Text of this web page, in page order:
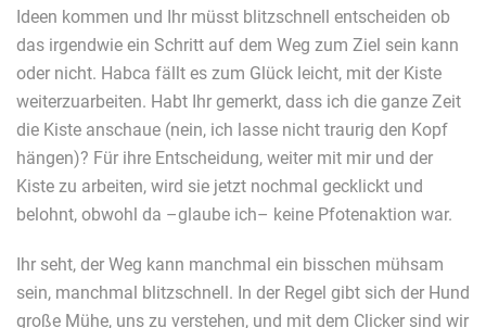
Ideen kommen und Ihr müsst blitzschnell entscheiden ob
das irgendwie ein Schritt auf dem Weg zum Ziel sein kann
oder nicht. Habca fällt es zum Glück leicht, mit der Kiste
weiterzuarbeiten. Habt Ihr gemerkt, dass ich die ganze Zeit
die Kiste anschaue (nein, ich lasse nicht traurig den Kopf
hängen)? Für ihre Entscheidung, weiter mit mir und der
Kiste zu arbeiten, wird sie jetzt nochmal gecklickt und
belohnt, obwohl da –glaube ich– keine Pfotenaktion war.
Ihr seht, der Weg kann manchmal ein bisschen mühsam
sein, manchmal blitzschnell. In der Regel gibt sich der Hund
große Mühe, uns zu verstehen, und mit dem Clicker sind wir